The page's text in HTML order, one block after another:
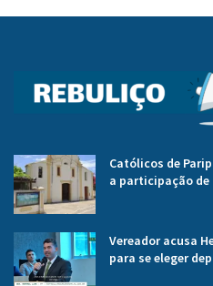
Católicos de
a participação
Vereador acusa
para se eleger